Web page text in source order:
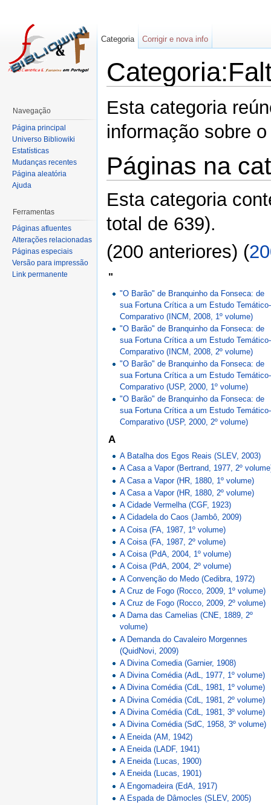
Esta categoria
informação sobre
Páginas na
Esta categoria
total de 639).
(200 anteriores) (
"
"O Barão" de Branquinho da Fonseca: de
sua Fortuna Crítica a um Estudo Temático-
Comparativo (INCM, 2008, 1º volume)
"O Barão" de Branquinho da Fonseca: de
sua Fortuna Crítica a um Estudo Temático-
Comparativo (INCM, 2008, 2º volume)
"O Barão" de Branquinho da Fonseca: de
sua Fortuna Crítica a um Estudo Temático-
Comparativo (USP, 2000, 1º volume)
"O Barão" de Branquinho da Fonseca: de
sua Fortuna Crítica a um Estudo Temático-
Comparativo (USP, 2000, 2º volume)
A
A Batalha dos Egos Reais (SLEV, 2003)
A Casa a Vapor (Bertrand, 1977, 2º
A Casa a Vapor (HR, 1880, 1º volume)
A Casa a Vapor (HR, 1880, 2º volume)
A Cidade Vermelha (CGF, 1923)
A Cidadela do Caos (Jambô, 2009)
A Coisa (FA, 1987, 1º volume)
A Coisa (FA, 1987, 2º volume)
A Coisa (PdA, 2004, 1º volume)
A Coisa (PdA, 2004, 2º volume)
A Convenção do Medo (Cedibra, 1972)
A Cruz de Fogo (Rocco, 2009, 1º volume)
A Cruz de Fogo (Rocco, 2009, 2º volume)
A Dama das Camelias (CNE, 1889, 2º
volume)
A Demanda do Cavaleiro Morgennes
(QuidNovi, 2009)
A Divina Comedia (Garnier, 1908)
A Divina Comédia (AdL, 1977, 1º volume)
A Divina Comédia (CdL, 1981, 1º volume)
A Divina Comédia (CdL, 1981, 2º volume)
A Divina Comédia (CdL, 1981, 3º volume)
A Divina Comédia (SdC, 1958, 3º volume)
A Eneida (AM, 1942)
A Eneida (LADF, 1941)
A Eneida (Lucas, 1900)
A Eneida (Lucas, 1901)
A Engomadeira (EdA, 1917)
A Espada de Dâmocles (SLEV, 2005)
Categoria Corrigir e nova info
Navegação
Página principal
Universo Bibliowiki
Estatísticas
Mudanças recentes
Página aleatória
Ajuda
Ferramentas
Páginas afluentes
Alterações relacionadas
Páginas especiais
Versão para impressão
Link permanente